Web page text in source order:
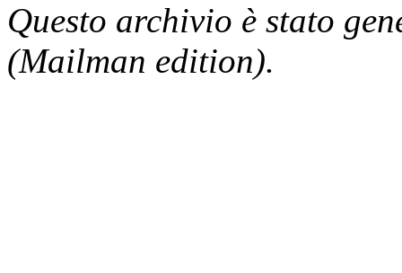
Questo archivio è stato
(Mailman edition).